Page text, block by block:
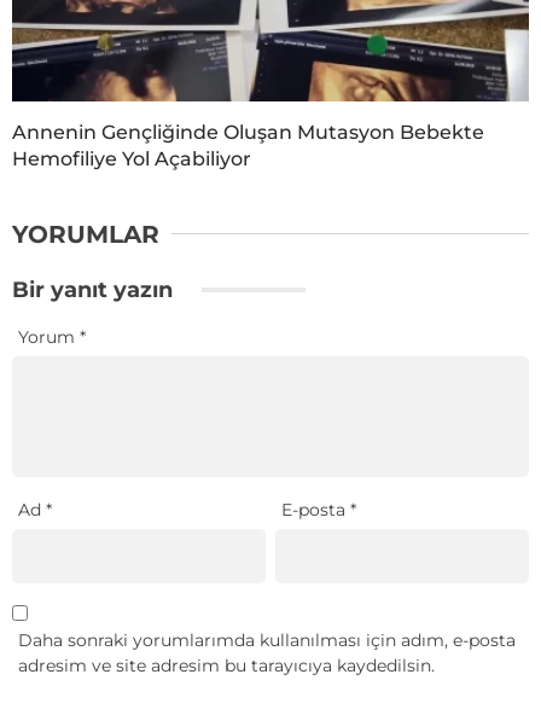
Annenin Gençliğinde Oluşan Mutasyon Bebekte
Hemofiliye Yol Açabiliyor
YORUMLAR
Bir yanıt yazın
Yorum *
Ad * E-posta*
Daha sonraki yorumlarımda kullanılması için adım, e-posta
adresim ve site adresim bu tarayıcıya kaydedilsin.